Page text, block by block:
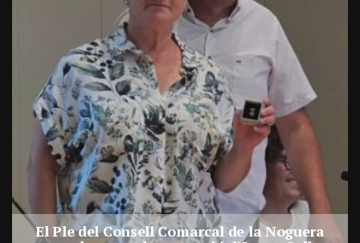
El Ple del Consell Comarcal de la Noguera